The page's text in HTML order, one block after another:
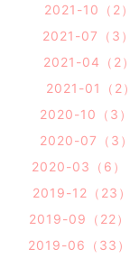
2021-10（2）
2021-07（3）
2021-04（2）
2021-01（2）
2020-10（3）
2020-07（3）
2020-03（6）
2019-12（23）
2019-09（22）
2019-06（33）